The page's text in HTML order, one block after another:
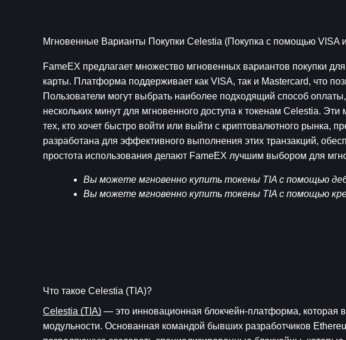
Мгновенные Варианты Покупки Celestia (Покупка с помощью VISA
FameEX предлагает множество мгновенных вариантов покупки
карты. Платформа поддерживает как VISA, так и Mastercard, что
Пользователи могут выбрать наиболее подходящий способ
нескольких минут для мгновенного доступа к токенам Celestia.
тех, кто хочет быстро войти или выйти с криптовалютного рынка,
разработана для эффективного выполнения этих транзакций,
простота использования делают FameEX лучшим выбором для
Вы можете мгновенно купить токены TIA с помощью
Вы можете мгновенно купить токены TIA с помощью
Что такое Celestia (TIA)?
Celestia (TIA) — это инновационная блокчейн-платформа, которая
модульности. Основанная командой бывших разработчиков